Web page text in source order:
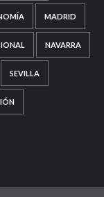
MADRID
NAVARRA
SEVILLA